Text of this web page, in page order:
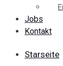
Jobs
Kontakt
Starseite